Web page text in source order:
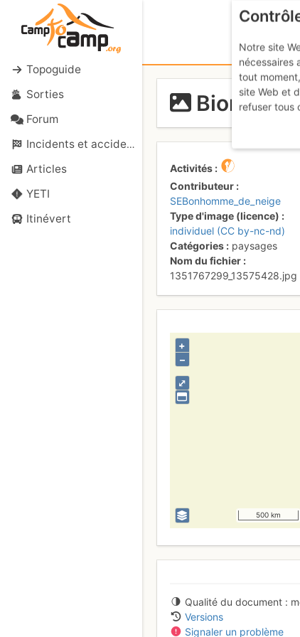
Topoguide
Sorties
Forum
Incidents et accidents
Articles
YETI
Itinévert
Activités
Contributeur
SEBonhomme_de_neige
Type d'image (licence)
individuel (CC by-nc-nd)
Catégories
paysages
Nom du fichier
1351767299_13575428.jpg
⤢
+
–
500 km
Qualité du document
Versions
Signaler un problème
Notre site
nécessaires
tout
site Web et
refuser tous